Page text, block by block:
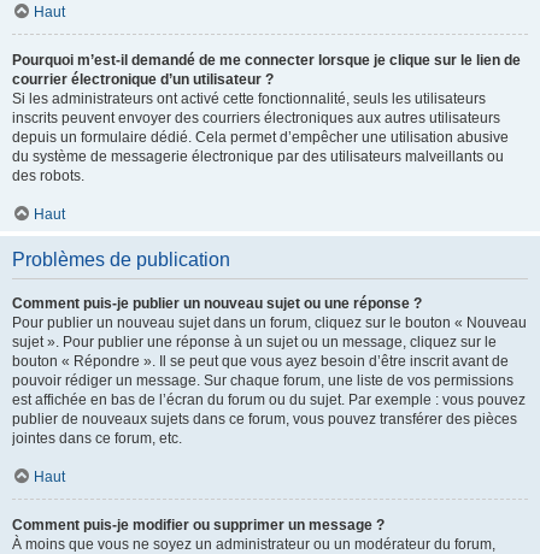
Haut
Pourquoi m’est-il demandé de me connecter lorsque je clique sur le lien de
courrier électronique d’un utilisateur ?
Si les administrateurs ont activé cette fonctionnalité, seuls les utilisateurs
inscrits peuvent envoyer des courriers électroniques aux autres utilisateurs
depuis un formulaire dédié. Cela permet d’empêcher une utilisation abusive
du système de messagerie électronique par des utilisateurs malveillants ou
des robots.
Haut
Problèmes de publication
Comment puis-je publier un nouveau sujet ou une réponse ?
Pour publier un nouveau sujet dans un forum, cliquez sur le bouton « Nouveau
sujet ». Pour publier une réponse à un sujet ou un message, cliquez sur le
bouton « Répondre ». Il se peut que vous ayez besoin d’être inscrit avant de
pouvoir rédiger un message. Sur chaque forum, une liste de vos permissions
est affichée en bas de l’écran du forum ou du sujet. Par exemple : vous pouvez
publier de nouveaux sujets dans ce forum, vous pouvez transférer des pièces
jointes dans ce forum, etc.
Haut
Comment puis-je modifier ou supprimer un message ?
À moins que vous ne soyez un administrateur ou un modérateur du forum,